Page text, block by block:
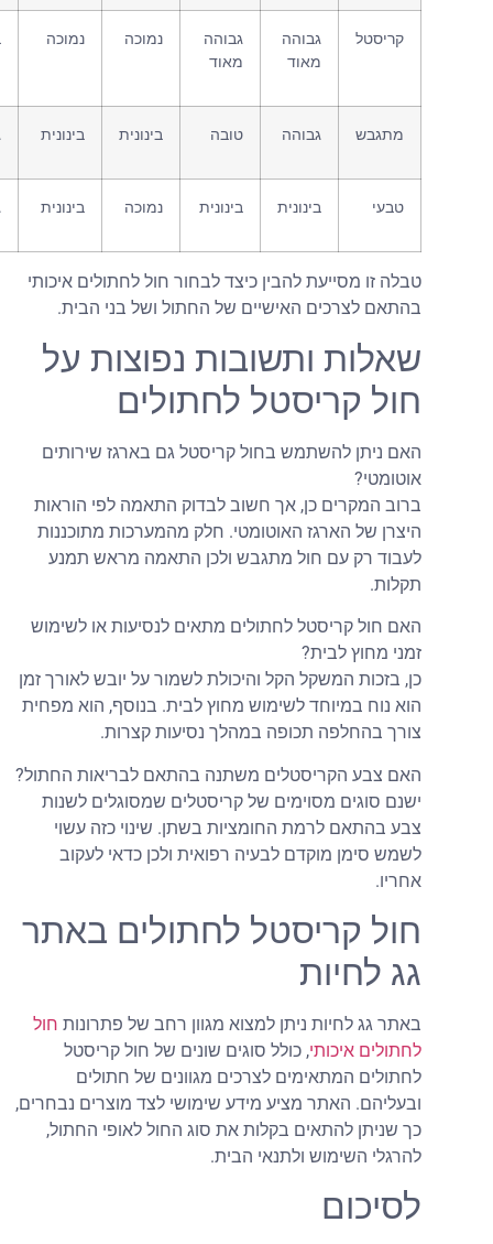
גבוהה
גבוהה
מאוד
נמוכה נמוכה בינונית
גבוהה טובה בינונית בינונית גבוהה
בינונית בינונית נמוכה בינונית גבוהה
טבלה זו מסייעת להבין כיצד לבחור חול לחתולים איכותי
בהתאם לצרכים האישיים של החתול ושל בני הבית.
שאלות ותשובות נפוצות על
חול קריסטל לחתולים
האם ניתן להשתמש בחול קריסטל גם בארגז שירותים
ברוב המקרים כן, אך חשוב לבדוק התאמה לפי הוראות
היצרן של הארגז האוטומטי. חלק מהמערכות מתוכננות
לעבוד רק עם חול מתגבש ולכן התאמה מראש תמנע
האם חול קריסטל לחתולים מתאים לנסיעות או לשימוש
זמני מחוץ לבית?
כן, בזכות המשקל הקל והיכולת לשמור על יובש לאורך זמן
הוא נוח במיוחד לשימוש מחוץ לבית. בנוסף, הוא מפחית
צורך בהחלפה תכופה במהלך נסיעות קצרות.
האם צבע הקריסטלים משתנה בהתאם לבריאות החתול?
ישנם סוגים מסוימים של קריסטלים שמסוגלים לשנות
צבע בהתאם לרמת החומציות בשתן. שינוי כזה עשוי
לשמש סימן מוקדם לבעיה רפואית ולכן כדאי לעקוב
חול קריסטל לחתולים באתר
גג לחיות
באתר גג לחיות ניתן למצוא מגוון רחב של פתרונותחול
לחתולים איכותי, כולל סוגים שונים של חול קריסטל
לחתולים המתאימים לצרכים מגוונים של חתולים
ובעליהם. האתר מציע מידע שימושי לצד מוצרים נבחרים,
כך שניתן להתאים בקלות את סוג החול לאופי החתול,
להרגלי השימוש ולתנאי הבית.
לסיכום